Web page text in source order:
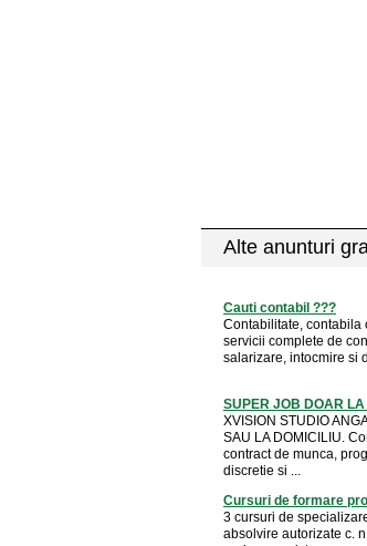
Alte anunturi
Cauti contabil ???
Contabilitate, contabila
servicii complete de
salarizare, intocmire si
SUPER JOB DOAR LA
XVISION STUDIO
SAU LA DOMICILIU.
contract de munca,
discretie si ...
Cursuri de formare
3 cursuri de
absolvire autorizate c.